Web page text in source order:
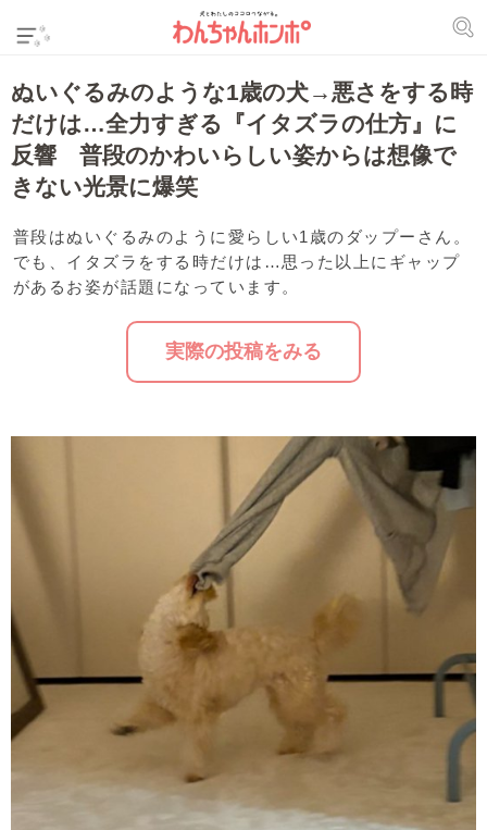
ぬいぐるみのような1歳の犬→悪さをする時
だけは…全力すぎる『イタズラの仕方』に
反響 普段のかわいらしい姿からは想像で
きない光景に爆笑
普段はぬいぐるみのように愛らしい1歳のダップーさん。
でも、イタズラをする時だけは…思った以上にギャップ
があるお姿が話題になっています。
実際の投稿をみる